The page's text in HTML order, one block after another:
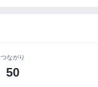
つながり
50